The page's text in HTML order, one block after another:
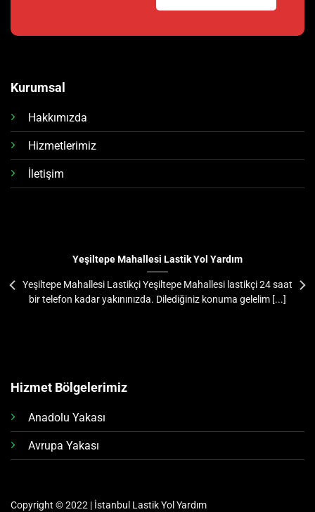
Kurumsal
Hakkımızda
Hizmetlerimiz
İletişim
Yeşiltepe Mahallesi Lastik Yol Yardım
Yeşiltepe Mahallesi Lastikçi Yeşiltepe Mahallesi lastikçi 24 saat
bir telefon kadar yakınınızda. Dilediğiniz konuma gelelim [...]
Hizmet Bölgelerimiz
Anadolu Yakası
Avrupa Yakası
Copyright © 2022 | İstanbul Lastik Yol Yardım